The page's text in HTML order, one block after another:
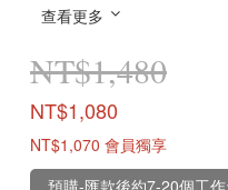
查看更多
NT$1,480
NT$1,080
NT$1,070 會員獨享
預購-匯款後約7-20個工